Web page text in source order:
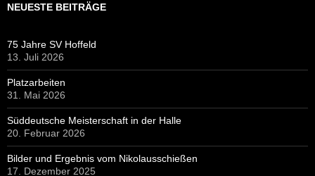
NEUESTE BEITRÄGE
75 Jahre SV Hoffeld
13. Juli 2026
Platzarbeiten
31. Mai 2026
Süddeutsche Meisterschaft in der Halle
20. Februar 2026
Bilder und Ergebnis vom Nikolausschießen
17. Dezember 2025